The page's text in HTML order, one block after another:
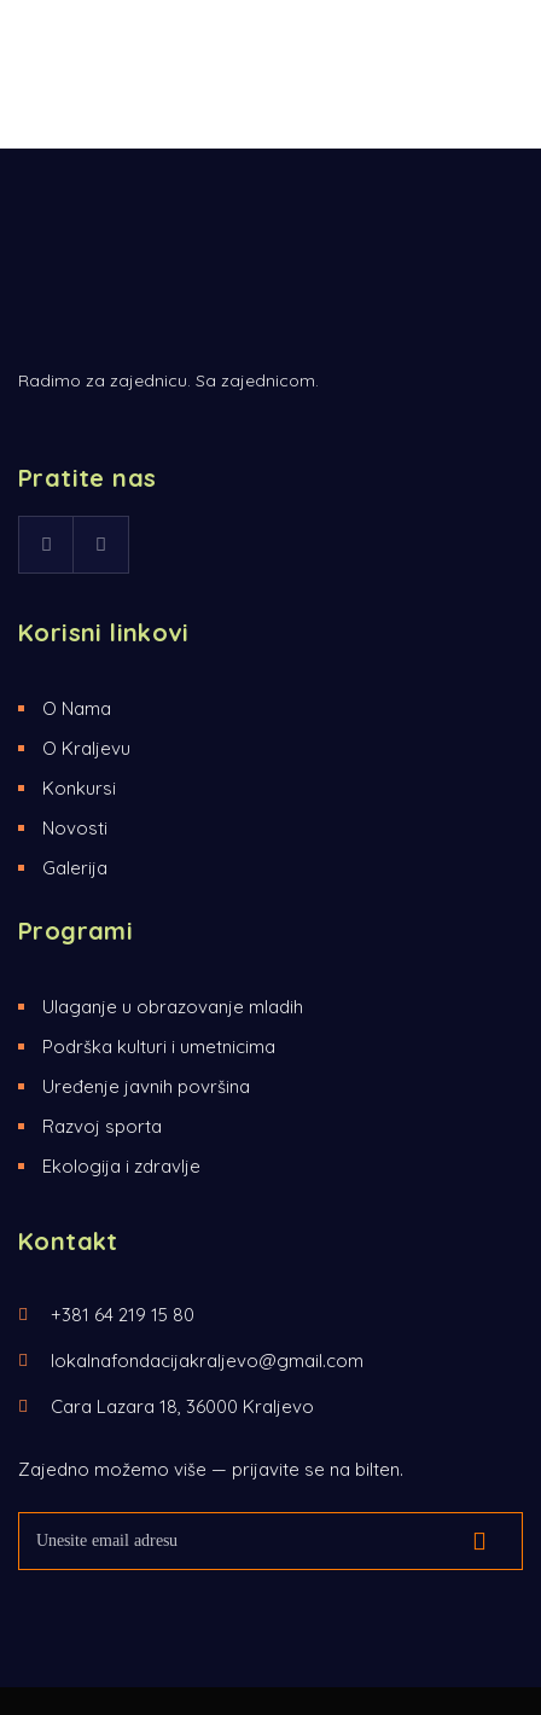
Radimo za zajednicu. Sa zajednicom.
Pratite nas
Korisni linkovi
O Nama
O Kraljevu
Konkursi
Novosti
Galerija
Programi
Ulaganje u obrazovanje mladih
Podrška kulturi i umetnicima
Uređenje javnih površina
Razvoj sporta
Ekologija i zdravlje
Kontakt
+381 64 219 15 80
lokalnafondacijakraljevo@gmail.com
Cara Lazara 18, 36000 Kraljevo
Zajedno možemo više — prijavite se na bilten.